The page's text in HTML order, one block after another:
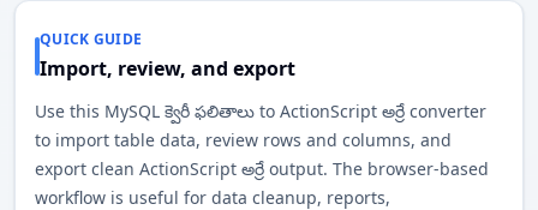
QUICK GUIDE
Import, review, and export
Use this MySQL క్వెరీ ఫలితాలు to ActionScript అర్రే converter
to import table data, review rows and columns, and
export clean ActionScript అర్రే output. The browser-based
workflow is useful for data cleanup, reports,